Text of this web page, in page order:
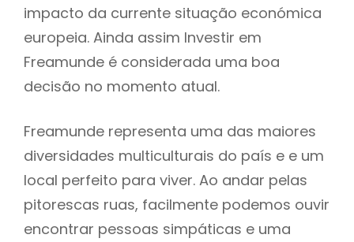
impacto da currente situação económica
europeia. Ainda assim Investir em
Freamunde é considerada uma boa
decisão no momento atual.
Freamunde representa uma das maiores
diversidades multiculturais do país e e um
local perfeito para viver. Ao andar pelas
pitorescas ruas, facilmente podemos ouvir
encontrar pessoas simpáticas e uma